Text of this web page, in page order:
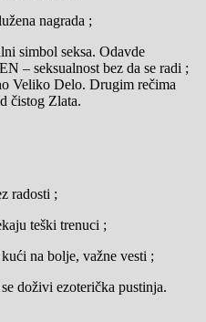
nagrada ;
simbol seksa. Odavde
– seksualnost bez da se radi ;
Veliko Delo. Drugim rečima
čistog Zlata.
radosti ;
teški trenuci ;
na bolje, važne vesti ;
doživi ezoterička pustinja.